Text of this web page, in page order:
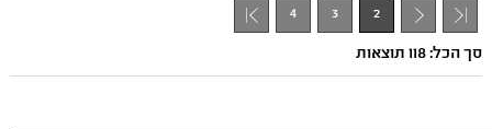
- 1
2
3
4
סך הכל: 118 תוצאות